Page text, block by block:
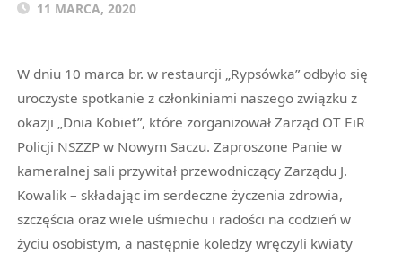
11 MARCA, 2020
W dniu 10 marca br. w restaurcji „Rypsówka” odbyło się
uroczyste spotkanie z członkiniami naszego związku z
okazji „Dnia Kobiet”, które zorganizował Zarząd OT EiR
Policji NSZZP w Nowym Saczu. Zaproszone Panie w
kameralnej sali przywitał przewodniczący Zarządu J.
Kowalik – składając im serdeczne życzenia zdrowia,
szczęścia oraz wiele uśmiechu i radości na codzień w
życiu osobistym, a następnie koledzy wręczyli kwiaty